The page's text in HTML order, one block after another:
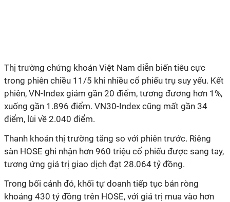
Thị trường chứng khoán Việt Nam diễn biến tiêu cực
trong phiên chiều 11/5 khi nhiều cổ phiếu trụ suy yếu. Kết
phiên, VN-Index giảm gần 20 điểm, tương đương hơn 1%,
xuống gần 1.896 điểm. VN30-Index cũng mất gần 34
điểm, lùi về 2.040 điểm.
Thanh khoản thị trường tăng so với phiên trước. Riêng
sàn HOSE ghi nhận hơn 960 triệu cổ phiếu được sang tay,
tương ứng giá trị giao dịch đạt 28.064 tỷ đồng.
Trong bối cảnh đó, khối tự doanh tiếp tục bán ròng
khoảng 430 tỷ đồng trên HOSE, với giá trị mua vào hơn